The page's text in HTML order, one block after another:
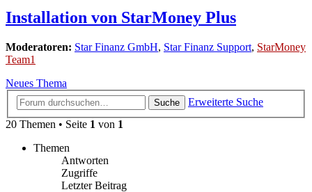
Installation von StarMoney Plus
Moderatoren: Star Finanz GmbH, Star Finanz Support, StarMoney
Team1
Neues Thema
Suche
Erweiterte Suche
20 Themen • Seite 1 von 1
Themen
Antworten
Zugriffe
Letzter Beitrag